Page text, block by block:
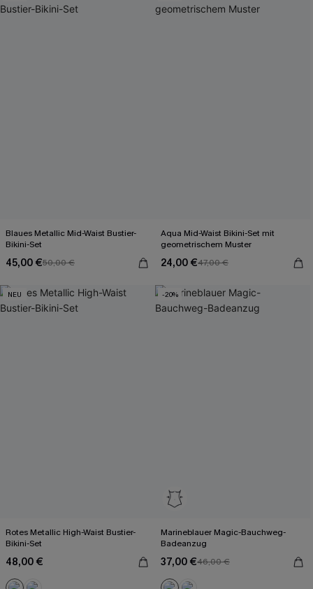
Blaues Metallic Mid-Waist Bustier-
Bikini-Set
45,00 €50,00 €
Aqua Mid-Waist Bikini-Set mit
geometrischem Muster
24,00 €47,00 €
NEU
Rotes Metallic High-Waist Bustier-
Bikini-Set
48,00 €
-20%
Marineblauer Magic-Bauchweg-
Badeanzug
37,00 €46,00 €